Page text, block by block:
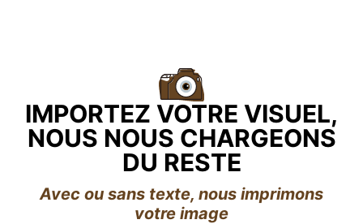
IMPORTEZ VOTRE VISUEL,
NOUS NOUS CHARGEONS
DU RESTE
Avec ou sans texte, nous imprimons
votre image